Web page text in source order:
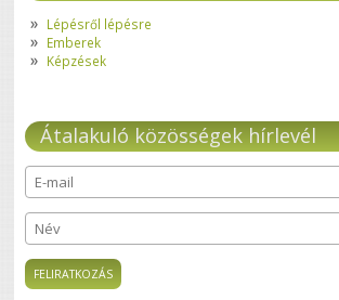
Lépésről lépésre
Emberek
Képzések
Átalakuló közösségek hírlevél
E-mail*
Név